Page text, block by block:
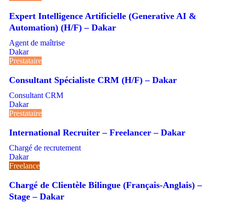
Expert Intelligence Artificielle (Generative AI &
Automation) (H/F) – Dakar
Agent de maîtrise
Dakar
Prestataire
Consultant Spécialiste CRM (H/F) – Dakar
Consultant CRM
Dakar
Prestataire
International Recruiter – Freelancer – Dakar
Chargé de recrutement
Dakar
Freelance
Chargé de Clientèle Bilingue (Français-Anglais) –
Stage – Dakar